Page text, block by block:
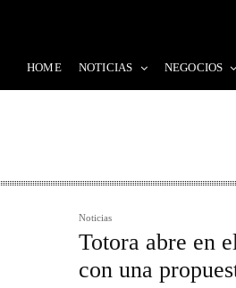
HOME NOTICIAS NEGOCIOS
Noticias
Totora abre en
con una